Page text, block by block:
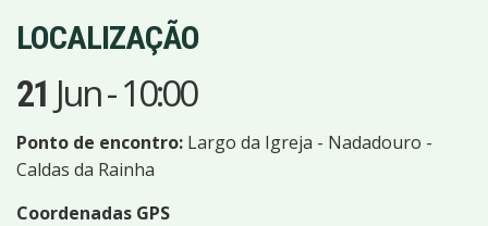
LOCALIZAÇÃO
21 Jun-10:00
Ponto de encontro: Largo da Igreja - Nadadouro -
Caldas da Rainha
Coordenadas GPS